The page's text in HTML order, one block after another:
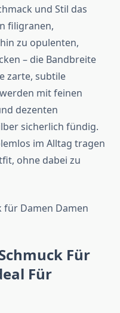
und Stil das
filigranen,
zu opulenten,
– die Bandbreite
zarte, subtile
mit feinen
dezenten
sicherlich fündig.
im Alltag tragen
ohne dabei zu
Für
Für